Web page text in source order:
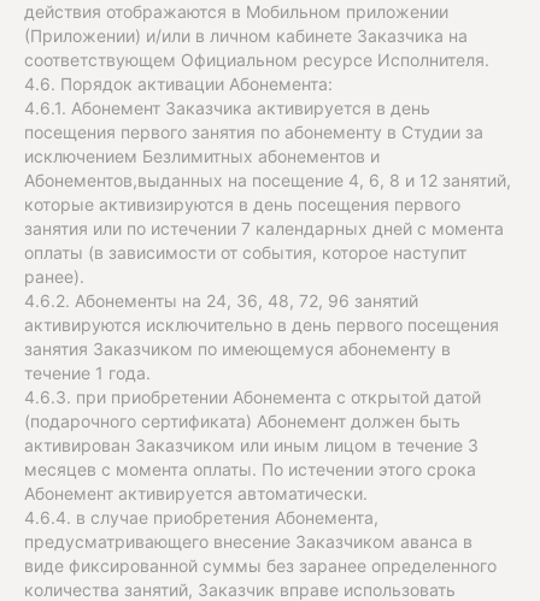
действия отображаются в Мобильном приложении
(Приложении) и/или в личном кабинете Заказчика на
соответствующем Официальном ресурсе Исполнителя.
4.6. Порядок активации Абонемента:
4.6.1. Абонемент Заказчика активируется в день
посещения первого занятия по абонементу в Студии за
исключением Безлимитных абонементов и
Абонементов,выданных на посещение 4, 6, 8 и 12 занятий,
которые активизируются в день посещения первого
занятия или по истечении 7 календарных дней с момента
оплаты (в зависимости от события, которое наступит
ранее).
4.6.2. Абонементы на 24, 36, 48, 72, 96 занятий
активируются исключительно в день первого посещения
занятия Заказчиком по имеющемуся абонементу в
течение 1 года.
4.6.3. при приобретении Абонемента с открытой датой
(подарочного сертификата) Абонемент должен быть
активирован Заказчиком или иным лицом в течение 3
месяцев с момента оплаты. По истечении этого срока
Абонемент активируется автоматически.
4.6.4. в случае приобретения Абонемента,
предусматривающего внесение Заказчиком аванса в
виде фиксированной суммы без заранее определенного
количества занятий, Заказчик вправе использовать